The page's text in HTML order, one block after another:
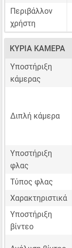
Περιβάλλον
χρήστη
ΚΎΡΙΑ ΚΆΜΕΡΑ
Υποστήριξη
κάμερας
Διπλή κάμερα
Υποστήριξη
φλας
Τύπος φλας
Χαρακτηριστικά
Υποστήριξη
βίντεο